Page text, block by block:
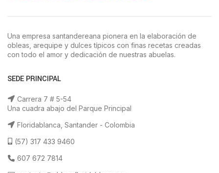
Una empresa santandereana pionera en la elaboración de
obleas, arequipe y dulces típicos con finas recetas creadas
con todo el amor y dedicación de nuestras abuelas.
SEDE PRINCIPAL
Carrera 7 # 5-54
Una cuadra abajo del Parque Principal
Floridablanca, Santander - Colombia
(57) 317 433 9460
607 672 7814